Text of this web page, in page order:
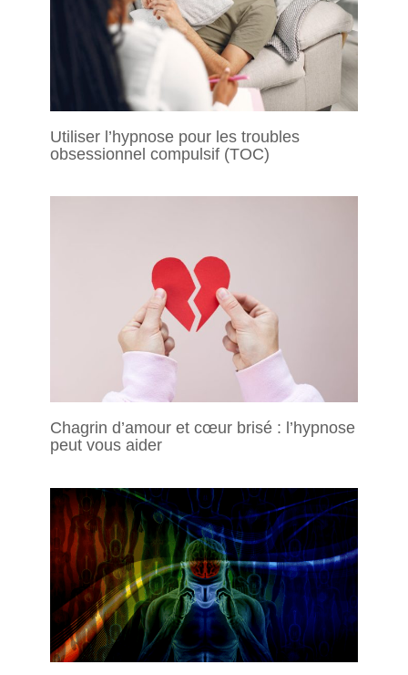
Utiliser l’hypnose pour les troubles
obsessionnel compulsif (TOC)
Chagrin d’amour et cœur brisé : l’hypnose
peut vous aider